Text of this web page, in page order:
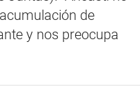
de
y nos preocupa